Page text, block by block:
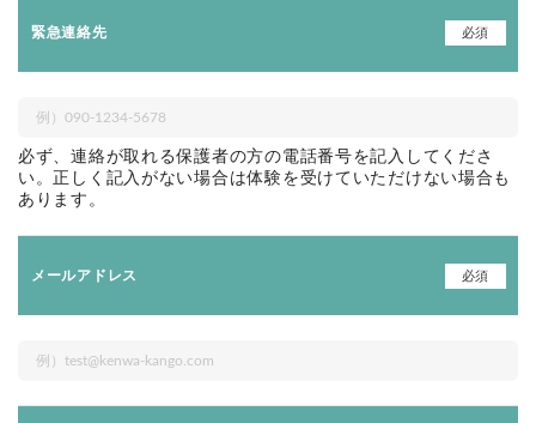
緊急連絡先 必須
必ず、連絡が取れる保護者の方の電話番号を記入してくださ
い。正しく記入がない場合は体験を受けていただけない場合も
あります。
メールアドレス 必須